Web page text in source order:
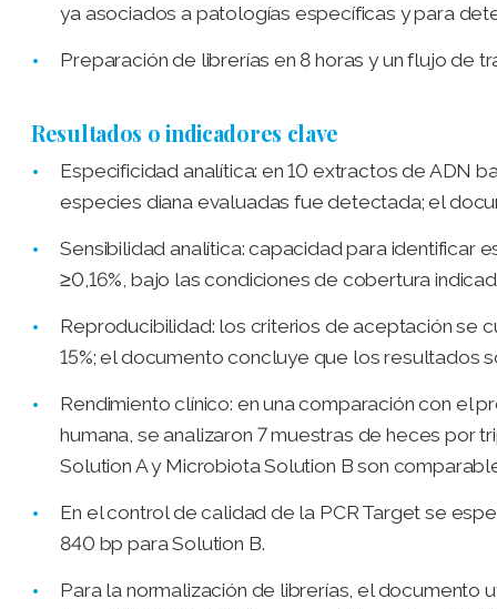
ya asociados a patologías específicas y para
Preparación de librerías en 8 horas y un flujo de
Resultados o indicadores clave
Especificidad analítica: en 10 extractos de ADN
especies diana evaluadas fue detectada; el
Sensibilidad analítica: capacidad para identificar
≥0,16%, bajo las condiciones de cobertura
Reproducibilidad: los criterios de aceptación se
15%; el documento concluye que los resultados
Rendimiento clínico: en una comparación con el
humana, se analizaron 7 muestras de heces por
Solution A y Microbiota Solution B son
En el control de calidad de la PCR Target se
840 bp para Solution B.
Para la normalización de librerías, el documento